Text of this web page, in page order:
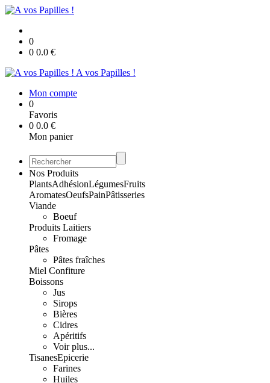
0
0 0.0 €
A vos Papilles !
Mon compte
0
Favoris
0 0.0 €
Mon panier
Nos Produits
PlantsAdhésionLégumesFruits
AromatesOeufsPainPâtisseries
Viande
Boeuf
Produits Laitiers
Fromage
Pâtes
Pâtes fraîches
Miel Confiture
Boissons
Jus
Sirops
Bières
Cidres
Apéritifs
Voir plus...
TisanesEpicerie
Farines
Huiles